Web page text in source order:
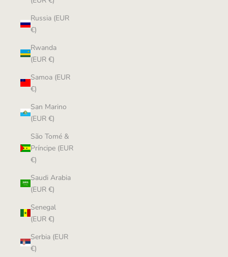
Russia (EUR
€)
Rwanda
(EUR €)
Samoa (EUR
€)
San Marino
(EUR €)
São Tomé &
Príncipe (EUR
€)
Saudi Arabia
(EUR €)
Senegal
(EUR €)
Serbia (EUR
€)